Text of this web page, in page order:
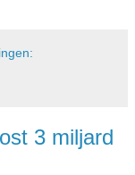
3 miljard